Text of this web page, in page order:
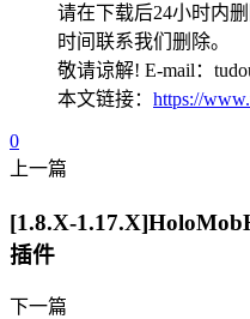
请在下载后24小时内
时间联系我们删除。
敬请谅解! E-mail：
本文链接： https://
0
上一篇
[1.8.X-
插件
下一篇